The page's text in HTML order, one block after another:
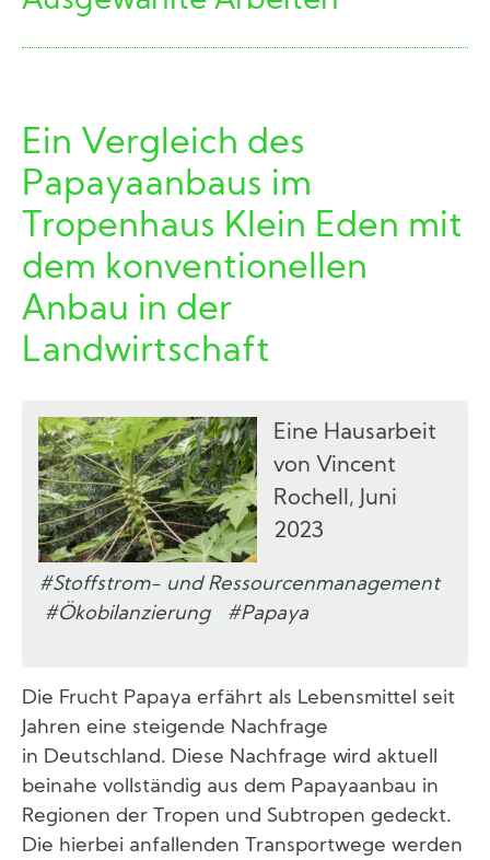
Ein Vergleich des
Papayaanbaus im
Tropenhaus Klein Eden mit
dem konventionellen
Anbau in der
Landwirtschaft
Eine Hausarbeit
von Vincent
Rochell, Juni
2023
#Stoffstrom- und Ressourcenmanagement
#Ökobilanzierung #Papaya
Die Frucht Papaya erfährt als Lebensmittel seit
Jahren eine steigende Nachfrage
in Deutschland. Diese Nachfrage wird aktuell
beinahe vollständig aus dem Papayaanbau in
Regionen der Tropen und Subtropen gedeckt.
Die hierbei anfallenden Transportwege werden